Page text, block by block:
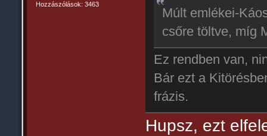
Hozzászólások: 3463
Múlt emlékei-
csőre töltve, míg
Ez rendben van,
Bár ezt a
frázis.
Hupsz, ezt